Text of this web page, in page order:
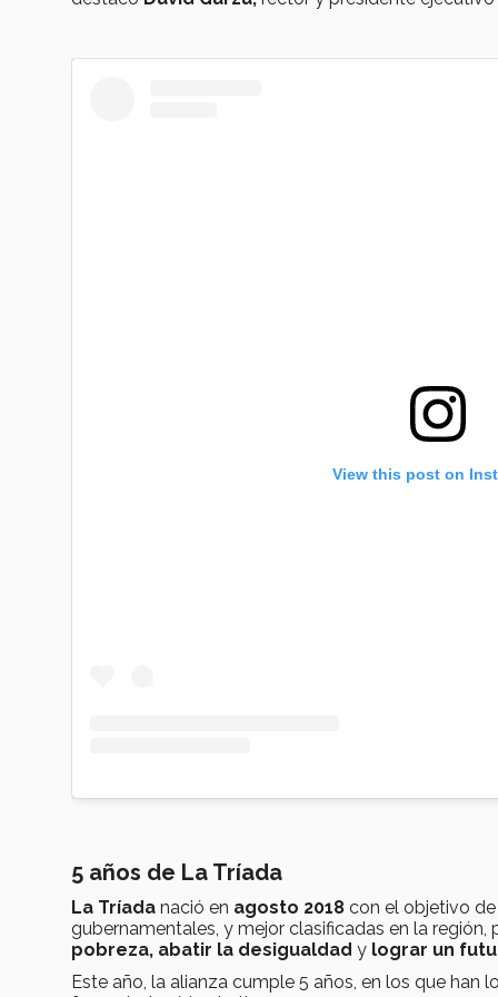
View this post on
5 años de La Tríada
La Tríada nació en agosto 2018 con el objetivo de
gubernamentales, y mejor clasificadas en la
pobreza, abatir la desigualdad y lograr un
Este año, la alianza cumple 5 años, en los que